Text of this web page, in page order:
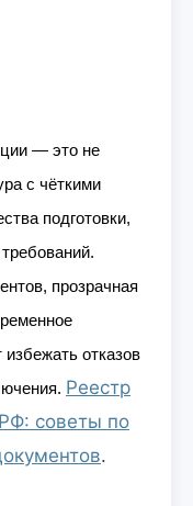
— это не
с чёткими
подготовки,
прозрачная
отказов
Реестр
советы по
.